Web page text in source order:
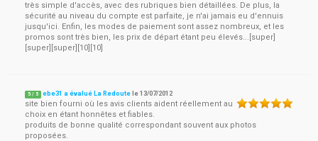
très simple d'accès, avec des rubriques bien détaillées. De plus, la
sécurité au niveau du compte est parfaite, je n'ai jamais eu d'ennuis
jusqu'ici. Enfin, les modes de paiement sont assez nombreux, et les
promos sont très bien, les prix de départ étant peu élevés...[super]
[super][super][10][10]
5 / 5 ebe31 a évalué La Redoute le13/07/2012
site bien fourni où les avis clients aident réellement au
choix en étant honnêtes et fiables.
produits de bonne qualité correspondant souvent aux photos
proposées.